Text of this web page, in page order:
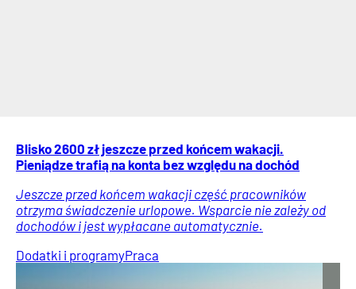
Blisko 2600 zł jeszcze przed końcem wakacji.
Pieniądze trafią na konta bez względu na dochód
Jeszcze przed końcem wakacji część pracowników
otrzyma świadczenie urlopowe. Wsparcie nie zależy od
dochodów i jest wypłacane automatycznie.
Dodatki i programyPraca